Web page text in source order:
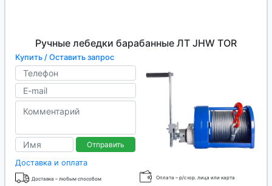
Ручные лебедки барабанные ЛТ JHW TOR
Купить / Оставить запрос
Отправить
Доставка и оплата
Доставка – любым способом Оплата – р/с юр. лица или карта